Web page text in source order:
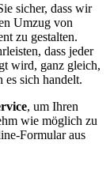
sicher, dass wir
Umzug von
zu gestalten.
dass jeder
wird, ganz gleich,
sich handelt.
, um Ihren
wie möglich zu
Formular aus